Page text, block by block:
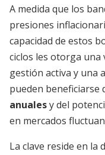
A medida que los
presiones
capacidad de estos
ciclos les otorga una
gestión activa y una
pueden beneficiarse
anualesy del
en mercados
La clave reside en la